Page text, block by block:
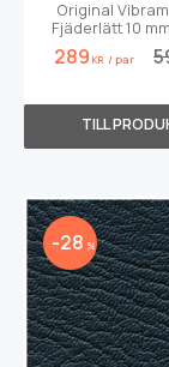
Original
Fjäderlätt 10
Morflex™. Max
klassiskt
289 KR /par
28 %